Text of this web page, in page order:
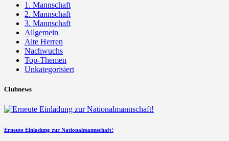
1. Mannschaft
2. Mannschaft
3. Mannschaft
Allgemein
Alte Herren
Nachwuchs
Top-Themen
Unkategorisiert
Clubnews
Erneute Einladung zur Nationalmannschaft!